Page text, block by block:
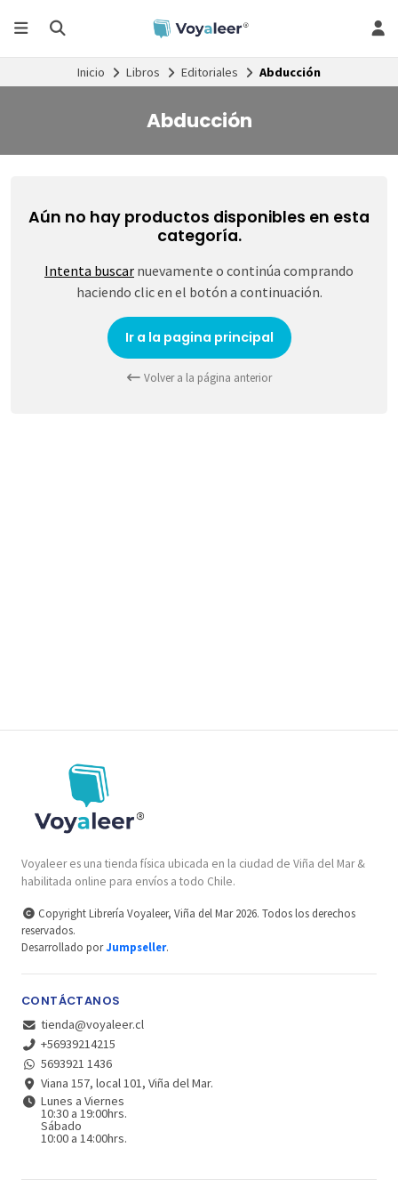
Inicio Libros Editoriales Abducción
Abducción
Aún no hay productos disponibles en esta
categoría.
Intenta buscar nuevamente o continúa comprando
haciendo clic en el botón a continuación.
Ir a la pagina principal
Volver a la página anterior
Voyaleer es una tienda física ubicada en la ciudad de Viña del Mar &
habilitada online para envíos a todo Chile.
Copyright Librería Voyaleer, Viña del Mar 2026. Todos los derechos
reservados.
Desarrollado porJumpseller.
CONTÁCTANOS
tienda@voyaleer.cl
+56939214215
5693921 1436
Viana 157, local 101, Viña del Mar.
Lunes a Viernes
10:30 a 19:00hrs.
Sábado
10:00 a 14:00hrs.